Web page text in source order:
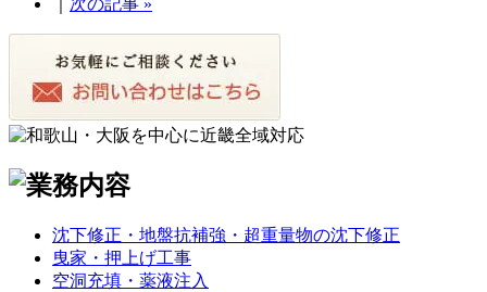
沈下修正・地盤抗補強・超重量物の沈下修正
曳家・押上げ工事
空洞充填・薬液注入